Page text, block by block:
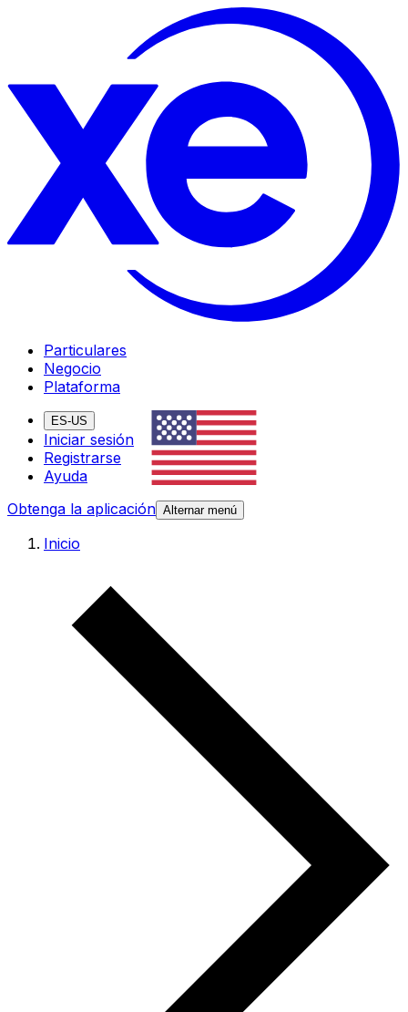
Particulares
Negocio
Plataforma
ES-US
Iniciar sesión
Registrarse
Ayuda
Obtenga la aplicación Alternar menú
Inicio